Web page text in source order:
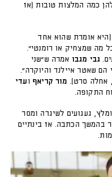
כמה המלצות טובות (אז
אומרת שהוא אחד
מה שמצחיק או רומנטי".
גבי מגבו אמרה ש"שני
הם שאטר איילנד והיוקרה".
אחלה סרט). מור קריאף ועדי
התקופה.
געגועים לשיגרה ומסר
בהמשך הכתבה. אז בינתיים